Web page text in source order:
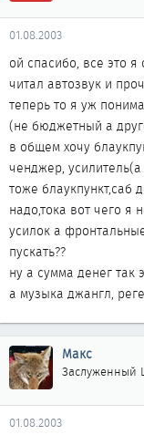
01.08.2003
ой спасибо, все это
читал автозвук и
теперь то я уж
(не бюджетный а
в общем хочу
ченджер,
тоже блаукпункт,саб
надо,тока вот чего я
усилок а
пускать??
ну а сумма денег так
а музыка джангл,
Макс
Заслуженный
01.08.2003